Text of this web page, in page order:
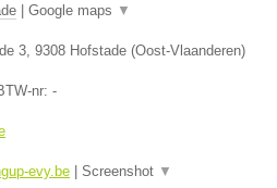
| Google maps ▼
3 9308 Hofstade (Oost-Vlaanderen)
nr: -
evy.be | Screenshot ▼